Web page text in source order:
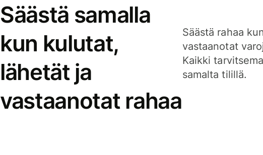
Säästä samalla
kun kulutat,
lähetät ja
vastaanotat rahaa
Säästä rahaa
vastaanotat
Kaikki
samalta tilillä.